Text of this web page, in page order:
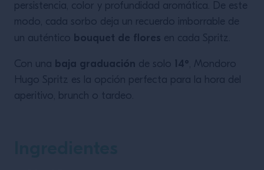
persistencia, color y profundidad aromática. De este
modo, cada sorbo deja un recuerdo imborrable de
un auténtico bouquet de flores en cada Spritz.
Con una baja graduación de solo 14º, Mondoro
Hugo Spritz es la opción perfecta para la hora del
aperitivo, brunch o tardeo.